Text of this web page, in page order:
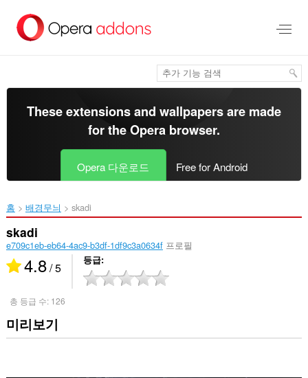
건
These extensions and wallpapers are made
for theOpera browser.
Opera 다운로드 Free for Android
홈 배경무늬 skadi‎
skadi
e709c1eb-eb64-4ac9-b3df-1df9c3a0634f프로필
4.8/ 5 등급
총 등급 수: 126
미리보기